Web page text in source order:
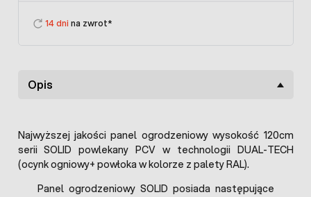
14 dni na zwrot*
Opis
Najwyższej jakości panel ogrodzeniowy wysokość 120cm
serii SOLID powlekany PCV w technologii DUAL-TECH
(ocynk ogniowy+ powłoka w kolorze z palety RAL).
Panel ogrodzeniowy SOLID posiada następujące